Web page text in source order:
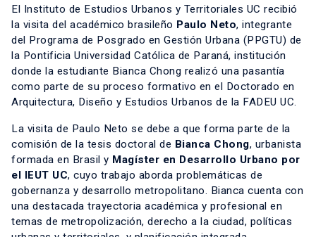
El Instituto de Estudios Urbanos y Territoriales UC recibió
la visita del académico brasileño Paulo Neto, integrante
del Programa de Posgrado en Gestión Urbana (PPGTU) de
la Pontificia Universidad Católica de Paraná, institución
donde la estudiante Bianca Chong realizó una pasantía
como parte de su proceso formativo en el Doctorado en
Arquitectura, Diseño y Estudios Urbanos de la FADEU UC.
La visita de Paulo Neto se debe a que forma parte de la
comisión de la tesis doctoral de Bianca Chong, urbanista
formada en Brasil y Magíster en Desarrollo Urbano por
el IEUT UC, cuyo trabajo aborda problemáticas de
gobernanza y desarrollo metropolitano. Bianca cuenta con
una destacada trayectoria académica y profesional en
temas de metropolización, derecho a la ciudad, políticas